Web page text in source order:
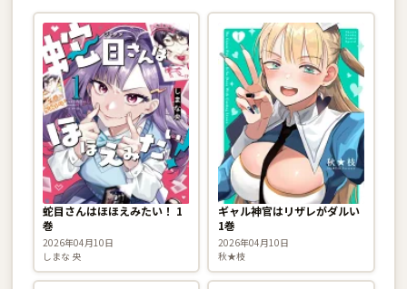
蛇目さんはほほえみたい！ 1
巻
2026年04月10日
しまな 央
ギャル神官はリザレがダルい
1巻
2026年04月10日
秋★枝